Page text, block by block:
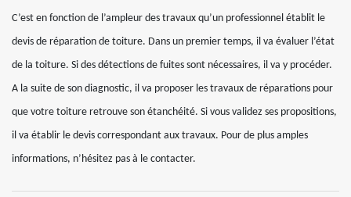
C’est en fonction de l’ampleur des travaux qu’un professionnel établit le
devis de réparation de toiture. Dans un premier temps, il va évaluer l’état
de la toiture. Si des détections de fuites sont nécessaires, il va y procéder.
A la suite de son diagnostic, il va proposer les travaux de réparations pour
que votre toiture retrouve son étanchéité. Si vous validez ses propositions,
il va établir le devis correspondant aux travaux. Pour de plus amples
informations, n’hésitez pas à le contacter.